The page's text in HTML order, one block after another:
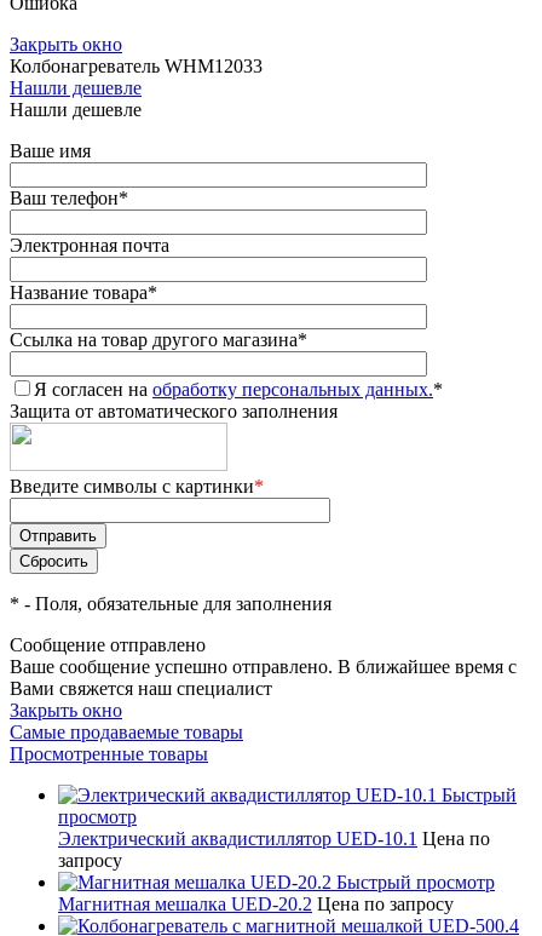
Закрыть окно
Колбонагреватель WHM12033
Нашли дешевле
Нашли дешевле
Ваше имя
Ваш телефон*
Электронная почта
Название товара*
Ссылка на товар другого магазина*
Я согласен на обработку персональных данных.*
Защита от автоматического заполнения
Введите символы с картинки*
* - Поля, обязательные для заполнения
Сообщение отправлено
Ваше сообщение успешно отправлено. В ближайшее время с
Вами свяжется наш специалист
Закрыть окно
Самые продаваемые товары
Просмотренные товары
Быстрый
просмотр
Электрический аквадистиллятор UED-10.1 Цена по
запросу
Быстрый просмотр
Магнитная мешалка UED-20.2 Цена по запросу